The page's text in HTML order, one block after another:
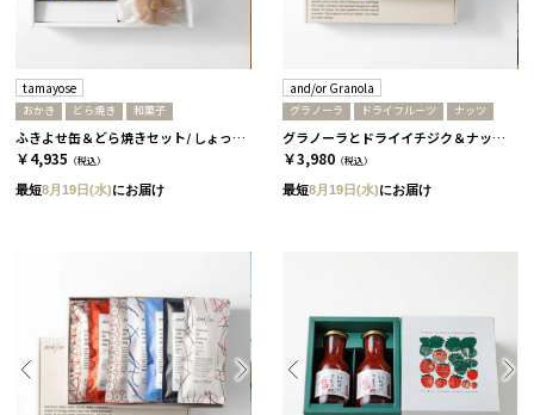
tamayose
おかき どら焼き 和菓子
ふきよせ缶＆どら焼きセット/ しょっぱい缶［tamayose］
￥4,935 （税込）
最短8月19日(水)にお届け
and/or Granola
グラノーラ ドライフルーツ ナッツ
グラノーラとドライイチジク＆ナッツセット/ 3個セット［and/or Granola］
￥3,980 （税込）
最短8月19日(水)にお届け